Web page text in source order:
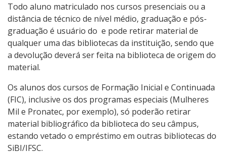
Todo aluno matriculado nos cursos presenciais ou a
distância de técnico de nível médio, graduação e pós-
graduação é usuário do e pode retirar material de
qualquer uma das bibliotecas da instituição, sendo que
a devolução deverá ser feita na biblioteca de origem do
material.
Os alunos dos cursos de Formação Inicial e Continuada
(FIC), inclusive os dos programas especiais (Mulheres
Mil e Pronatec, por exemplo), só poderão retirar
material bibliográfico da biblioteca do seu câmpus,
estando vetado o empréstimo em outras bibliotecas do
SiBI/IFSC.